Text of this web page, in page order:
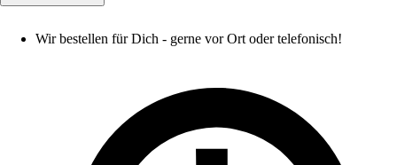
Wir bestellen für Dich - gerne vor Ort oder telefonisch!